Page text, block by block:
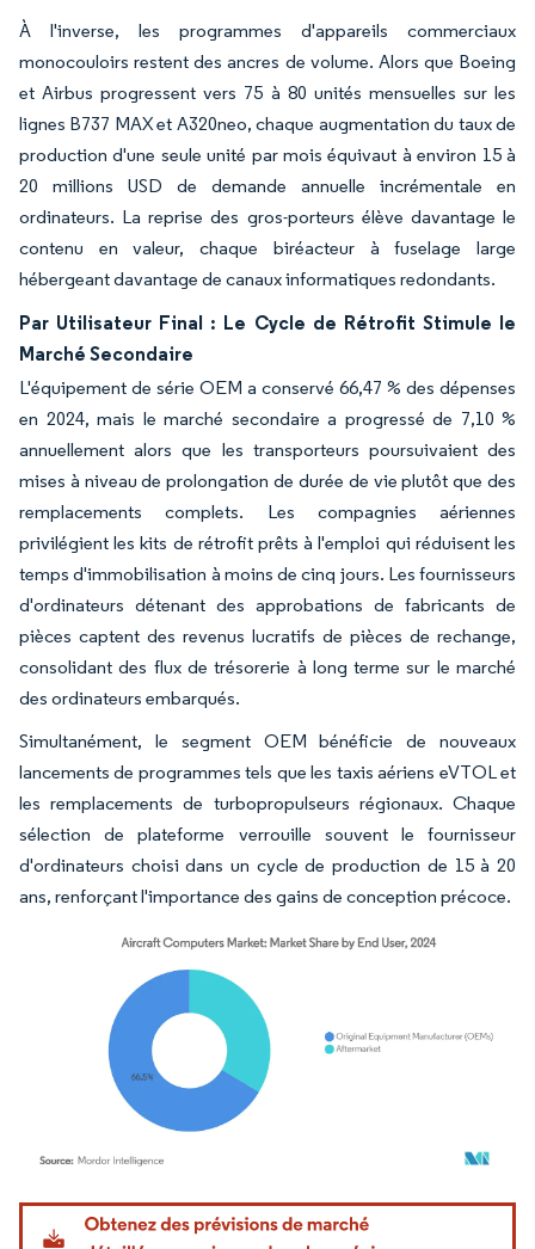
À l'inverse, les programmes d'appareils commerciaux
monocouloirs restent des ancres de volume. Alors que Boeing
et Airbus progressent vers 75 à 80 unités mensuelles sur les
lignes B737 MAX et A320neo, chaque augmentation du taux de
production d'une seule unité par mois équivaut à environ 15 à
20 millions USD de demande annuelle incrémentale en
ordinateurs. La reprise des gros-porteurs élève davantage le
contenu en valeur, chaque biréacteur à fuselage large
hébergeant davantage de canaux informatiques redondants.
Par Utilisateur Final : Le Cycle de Rétrofit Stimule le
Marché Secondaire
L'équipement de série OEM a conservé 66,47 % des dépenses
en 2024, mais le marché secondaire a progressé de 7,10 %
annuellement alors que les transporteurs poursuivaient des
mises à niveau de prolongation de durée de vie plutôt que des
remplacements complets. Les compagnies aériennes
privilégient les kits de rétrofit prêts à l'emploi qui réduisent les
temps d'immobilisation à moins de cinq jours. Les fournisseurs
d'ordinateurs détenant des approbations de fabricants de
pièces captent des revenus lucratifs de pièces de rechange,
consolidant des flux de trésorerie à long terme sur le marché
des ordinateurs embarqués.
Simultanément, le segment OEM bénéficie de nouveaux
lancements de programmes tels que les taxis aériens eVTOL et
les remplacements de turbopropulseurs régionaux. Chaque
sélection de plateforme verrouille souvent le fournisseur
d'ordinateurs choisi dans un cycle de production de 15 à 20
ans, renforçant l'importance des gains de conception précoce.
Image © Mordor Intelligence. La réutilisation nécessite une attribution sous CC BY